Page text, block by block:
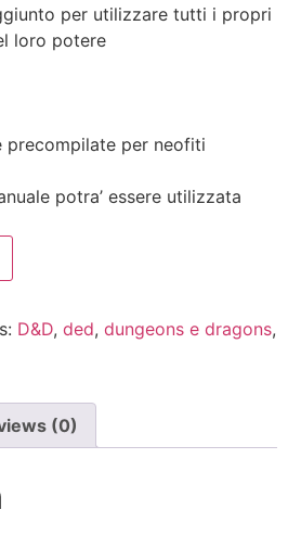
per utilizzare tutti i propri
loro potere
precompilate per neofiti
potra’ essere utilizzata
D&D, ded, dungeons e dragons,
(0)